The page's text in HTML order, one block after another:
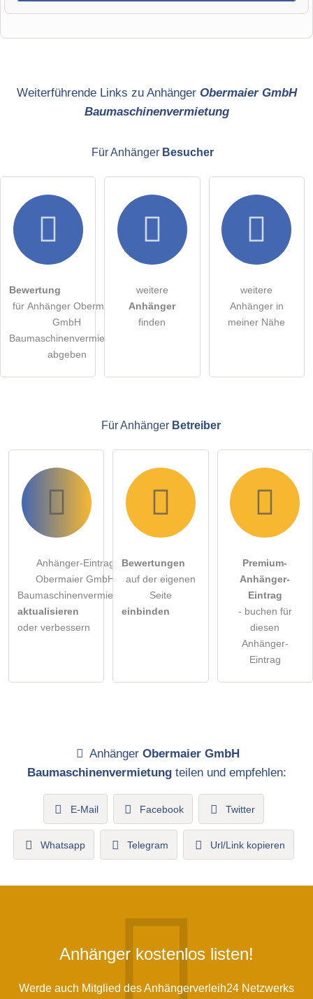
Hiermit akzeptiere ich die .
Die Datenschutzerklärunghabe ich zur Kenntnis genommen.
Bitte beachten Sie, öffentliche Fragen sind
für alle
Klicken Sie hier um eine
Weiterführende Links zu Anhänger Obermaier GmbH
Baumaschinenvermietung
Für Anhänger Besucher
Bewertung
für Anhänger Obermaier
GmbH
Baumaschinenvermietung
abgeben
weitere
Anhänger
finden
weitere
Anhänger in
meiner Nähe
Für Anhänger Betreiber
Anhänger-Eintrag
Obermaier GmbH
Baumaschinenvermietung
aktualisieren
oder verbessern
Bewertungen
auf der eigenen
Seite
einbinden
Premium-
Anhänger-
Eintrag
- buchen für
diesen
Anhänger-
Eintrag
Anhänger Obermaier GmbH
Baumaschinenvermietungteilen und empfehlen:
E-Mail Facebook Twitter
Whatsapp Telegram Url/Link kopieren
Anhänger kostenlos listen!
Werde auch Mitglied des Anhängerverleih24 Netzwerks